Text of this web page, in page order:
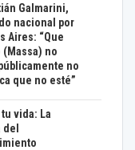
Galmarini,
nacional por
Aires: “Que
(Massa) no
no
que no esté”
vida: La
del